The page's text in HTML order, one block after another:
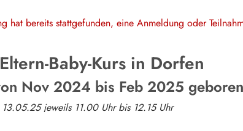
hat bereits stattgefunden, eine Anmeldung oder
Baby-Kurs in Dorfen
Nov 2024 bis Feb 2025 geboren
13.05.25 jeweils 11.00 Uhr bis 12.15 Uhr